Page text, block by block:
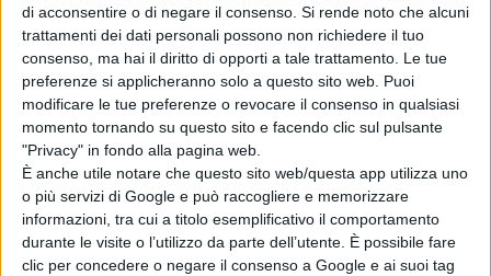
di acconsentire o di negare il consenso. Si rende noto che alcuni
trattamenti dei dati personali possono non richiedere il tuo
consenso, ma hai il diritto di opporti a tale trattamento. Le tue
preferenze si applicheranno solo a questo sito web. Puoi
modificare le tue preferenze o revocare il consenso in qualsiasi
momento tornando su questo sito e facendo clic sul pulsante
"Privacy" in fondo alla pagina web.
È anche utile notare che questo sito web/questa app utilizza uno
o più servizi di Google e può raccogliere e memorizzare
informazioni, tra cui a titolo esemplificativo il comportamento
durante le visite o l’utilizzo da parte dell’utente. È possibile fare
clic per concedere o negare il consenso a Google e ai suoi tag
sviluppi dello stesso, complice un'incomprensione tra
portiere e difensori,ne approfitta Savelli per
rimettere il punteggio in parità.
Il Pescara è intenzionato a vincere e ci prova prima con
Lazzari, che da solo l'illusione del gol, e poicon Cialfi,
imbeccata magistralmente da Fiorenza, la quale
colpisce prima la traversa e poi si riavventa sul